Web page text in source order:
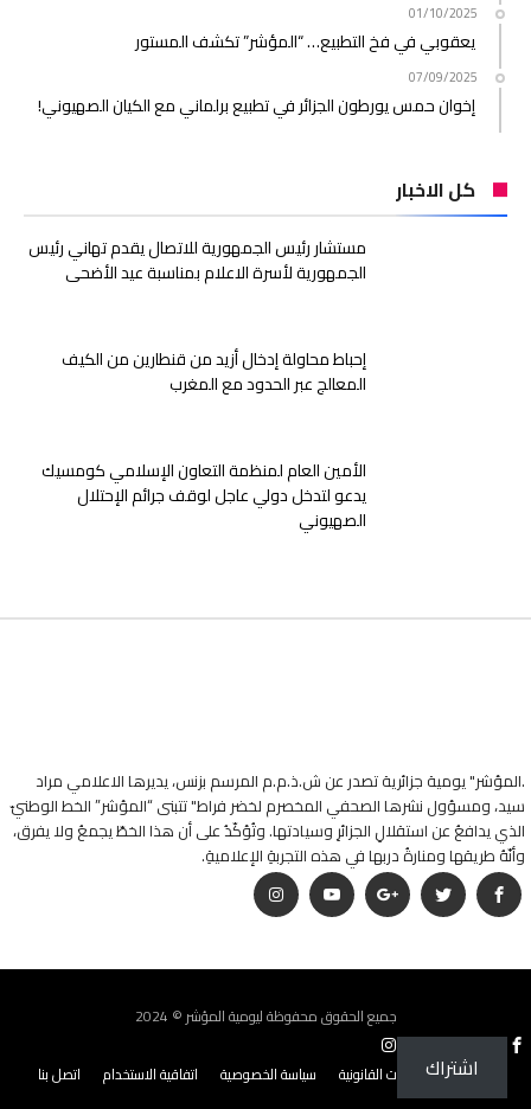
01/10/2025
يعقوبي في فخ التطبيع… “المؤشر” تكشف المستور
07/09/2025
إخوان حمس يورطون الجزائر في تطبيع برلماني مع الكيان الصهيوني!
كل الاخبار
مستشار رئيس الجمهورية للاتصال يقدم تهاني رئيس
الجمهورية لأسرة الاعلام بمناسبة عيد الأضحى
إحباط محاولة إدخال أزيد من قنطارين من الكيف
المعالج عبر الحدود مع المغرب
الأمين العام لمنظمة التعاون الإسلامي كومسيك
يدعو لتدخل دولي عاجل لوقف جرائم الإحتلال
الصهيوني
.المؤشر" يومية جزائرية تصدر عن ش.ذ.م.م المرسم بزنس، يديرها الاعلامي مراد
سيد، ومسؤول نشرها الصحفي المخصرم لخضر فراط" تتبنى “المؤشر” الخط الوطنيّ
الذي يدافعُ عن استقلالِ الجزائرِ وسيادتها. وتُؤكّدُ على أن هذا الخطّ يجمعُ ولا يفرق،
وأنّهُ طريقها ومنارةُ دربها في هذه التجربةِ الإعلاميةِ.
جميع الحقوق محفوظة ليومية المؤشر © 2024
من نحن؟ البيانات القانونية سياسة الخصوصية اتفاقية الاستخدام اتصل بنا اشتراك